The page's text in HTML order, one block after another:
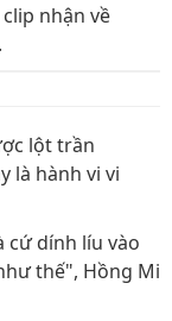
nhận về
lột trần
là hành vi vi
cứ dính líu vào
thế", Hồng Mi